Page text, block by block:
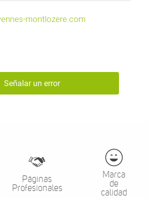
montlozere.com
Señalar un error
Páginas
Profesionales
Marca
de
calidad